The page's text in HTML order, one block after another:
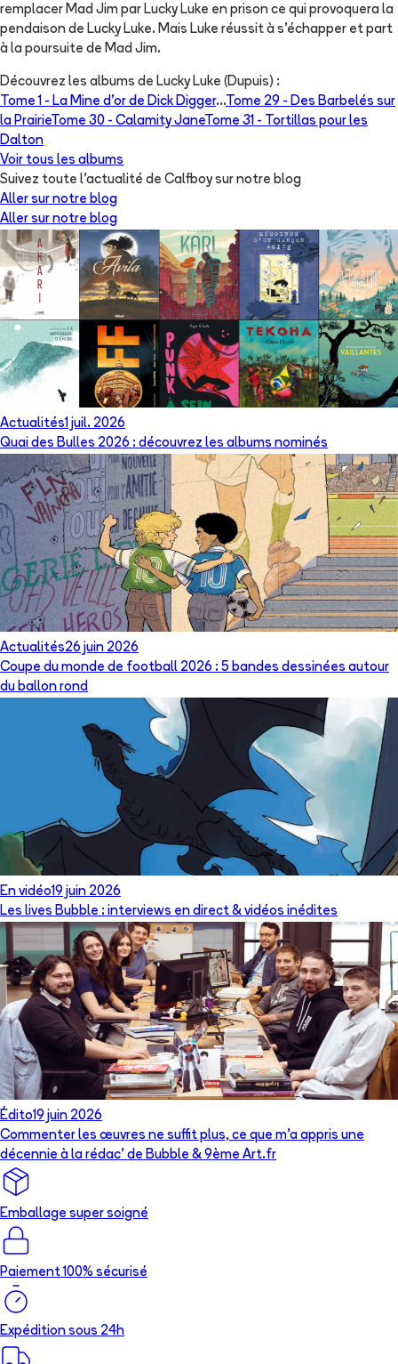
remplacer Mad Jim par Lucky Luke en prison ce qui provoquera la
pendaison de Lucky Luke. Mais Luke réussit à s'échapper et part
à la poursuite de Mad Jim.
Découvrez les albums de Lucky Luke (Dupuis) :
Tome 1 - La Mine d'or de Dick Digger...Tome 29 - Des Barbelés sur
la PrairieTome 30 - Calamity JaneTome 31 - Tortillas pour les
Dalton
Voir tous les albums
Suivez toute l'actualité de Calfboy sur notre blog
Aller sur notre blog
Aller sur notre blog
Actualités1 juil. 2026
Quai des Bulles 2026 : découvrez les albums nominés
Actualités26 juin 2026
Coupe du monde de football 2026 : 5 bandes dessinées autour
du ballon rond
En vidéo19 juin 2026
Les lives Bubble : interviews en direct & vidéos inédites
Édito19 juin 2026
Commenter les œuvres ne suffit plus, ce que m’a appris une
décennie à la rédac’ de Bubble & 9ème Art.fr
Emballage super soigné
Paiement 100% sécurisé
Expédition sous 24h